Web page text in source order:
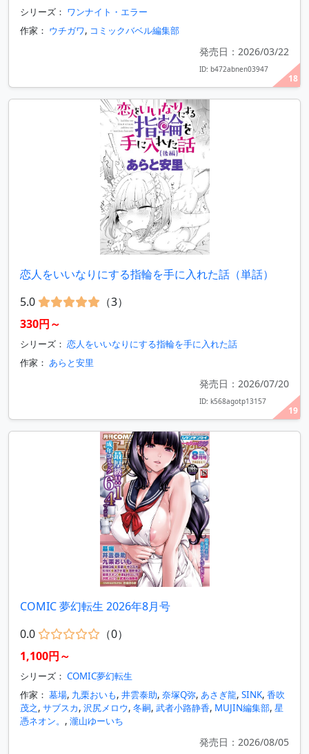
18
シリーズ： ワンナイト・エラー
作家： ウチガワ, コミックバベル編集部
発売日：2026/03/22
ID: b472abnen03947
19
恋人をいいなりにする指輪を手に入れた話（単話）
5.0
（3）
330円～
シリーズ： 恋人をいいなりにする指輪を手に入れた話
作家： あらと安里
発売日：2026/07/20
ID: k568agotp13157
COMIC 夢幻転生 2026年8月号
0.0
（0）
1,100円～
シリーズ： COMIC夢幻転生
作家： 墓場, 九栗おいも, 井雲泰助, 奈塚Q弥, あさぎ龍, SINK, 香吹
茂之, サブスカ, 沢尻メロウ, 冬嗣, 武者小路静香, MUJIN編集部, 星
憑ネオン。 , 瀧山ゆーいち
発売日：2026/08/05